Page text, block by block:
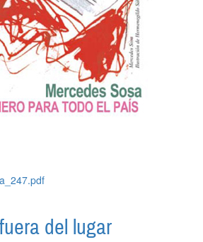
del lugar